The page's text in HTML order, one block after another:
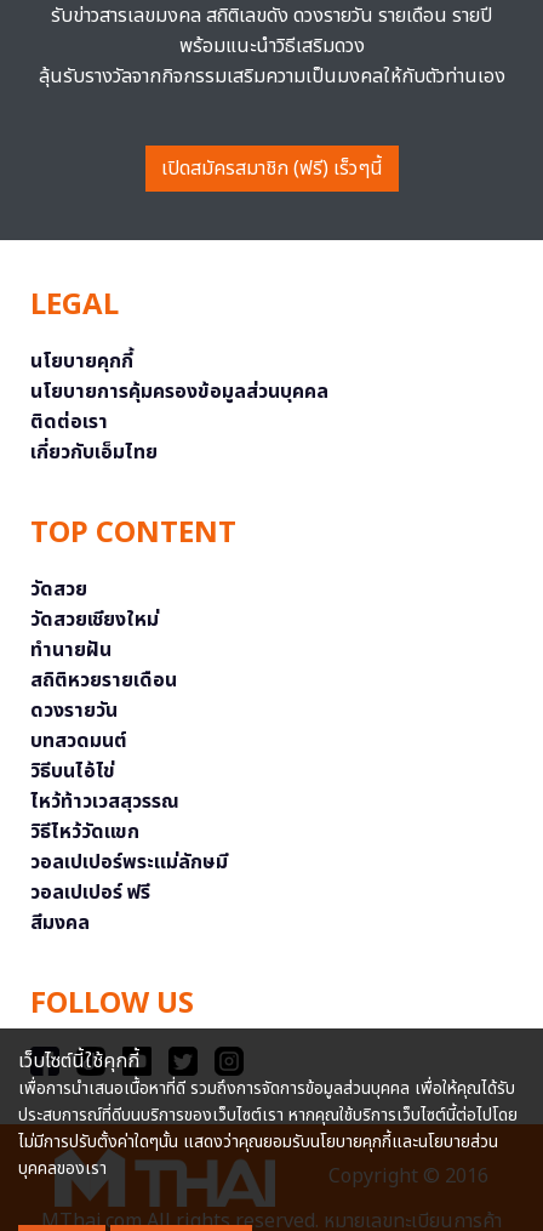
รับข่าวสารเลขมงคล สถิติเลขดัง ดวงรายวัน รายเดือน รายปี
พร้อมแนะนำวิธีเสริมดวง
ลุ้นรับรางวัลจากกิจกรรมเสริมความเป็นมงคลให้กับตัวท่านเอง
เปิดสมัครสมาชิก (ฟรี) เร็วๆนี้
LEGAL
นโยบายคุกกี้
นโยบายการคุ้มครองข้อมูลส่วนบุคคล
ติดต่อเรา
เกี่ยวกับเอ็มไทย
TOP CONTENT
วัดสวย
วัดสวยเชียงใหม่
ทำนายฝัน
สถิติหวยรายเดือน
ดวงรายวัน
บทสวดมนต์
วิธีบนไอ้ไข่
ไหว้ท้าวเวสสุวรรณ
วิธีไหว้วัดแขก
วอลเปเปอร์พระแม่ลักษมี
วอลเปเปอร์ ฟรี
สีมงคล
FOLLOW US
Copyright © 2016
MThai.com All rights reserved. หมายเลขทะเบียนการค้า
เว็บไซต์นี้ใช้คุกกี้
เพื่อการนำเสนอเนื้อหาที่ดี รวมถึงการจัดการข้อมูลส่วนบุคคล เพื่อให้คุณได้รับ
ประสบการณ์ที่ดีบนบริการของเว็บไซต์เรา หากคุณใช้บริการเว็บไซต์นี้ต่อไปโดย
ไม่มีการปรับตั้งค่าใดๆนั้น แสดงว่าคุณยอมรับนโยบายคุกกี้และนโยบายส่วน
บุคคลของเรา